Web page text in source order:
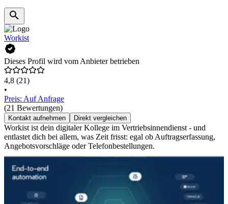
Workist
Dieses Profil wird vom Anbieter betrieben
4,8 (21)
•
Preis: Auf Anfrage
(21 Bewertungen)
Kontakt aufnehmen Direkt vergleichen
Workist ist dein digitaler Kollege im Vertriebsinnendienst - und
entlastet dich bei allem, was Zeit frisst: egal ob Auftragserfassung,
Angebotsvorschläge oder Telefonbestellungen.